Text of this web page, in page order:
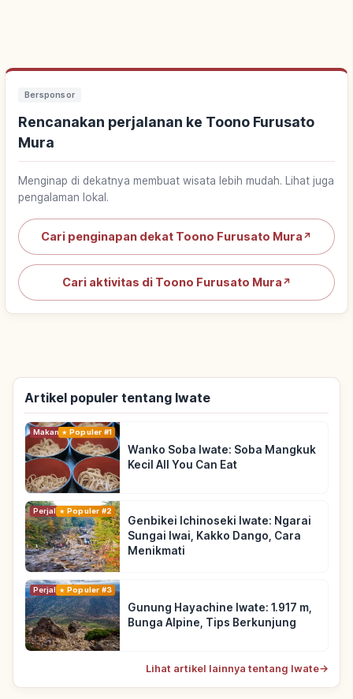
Bersponsor
Rencanakan perjalanan ke Toono Furusato
Mura
Menginap di dekatnya membuat wisata lebih mudah. Lihat juga
pengalaman lokal.
Cari penginapan dekat Toono Furusato Mura ↗
Cari aktivitas di Toono Furusato Mura ↗
Artikel populer tentang Iwate
Makanan Populer #1
Wanko Soba Iwate: Soba Mangkuk
Kecil All You Can Eat
PerjalananPopuler #2
Genbikei Ichinoseki Iwate: Ngarai
Sungai Iwai, Kakko Dango, Cara
Menikmati
PerjalananPopuler #3
Gunung Hayachine Iwate: 1.917 m,
Bunga Alpine, Tips Berkunjung
Lihat artikel lainnya tentang Iwate→